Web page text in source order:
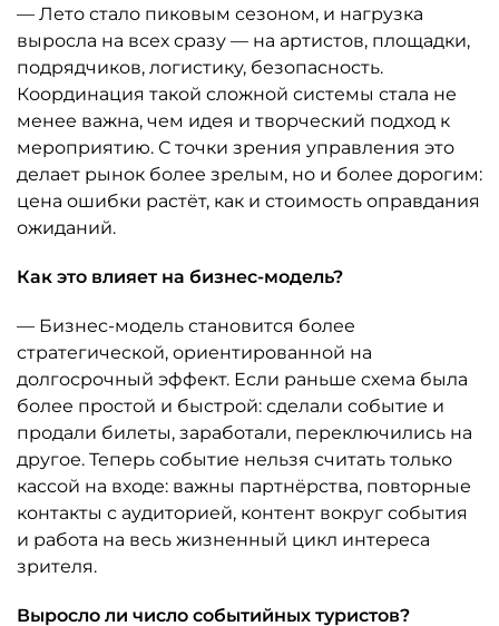
— Лето стало пиковым сезоном, и нагрузка
выросла на всех сразу — на артистов, площадки,
подрядчиков, логистику, безопасность.
Координация такой сложной системы стала не
менее важна, чем идея и творческий подход к
мероприятию. С точки зрения управления это
делает рынок более зрелым, но и более дорогим:
цена ошибки растёт, как и стоимость оправдания
ожиданий.
Как это влияет на бизнес-модель?
— Бизнес-модель становится более
стратегической, ориентированной на
долгосрочный эффект. Если раньше схема была
более простой и быстрой: сделали событие и
продали билеты, заработали, переключились на
другое. Теперь событие нельзя считать только
кассой на входе: важны партнёрства, повторные
контакты с аудиторией, контент вокруг события
и работа на весь жизненный цикл интереса
зрителя.
Выросло ли число событийных туристов?